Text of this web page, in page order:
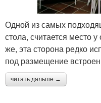
Одной из самых
стола, считается место
же, эта сторона редко
под размещение
читать дальше →